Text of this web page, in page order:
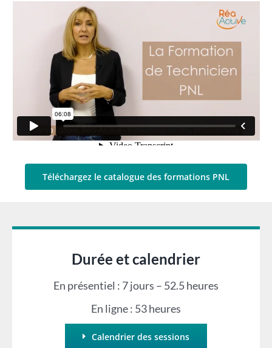
Téléchargez le catalogue des formations PNL
Durée et calendrier
En présentiel : 7 jours – 52.5 heures
En ligne : 53 heures
Calendrier des sessions